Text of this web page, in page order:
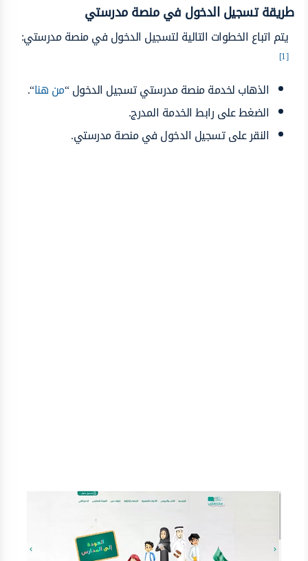
طريقة تسجيل الدخول في منصة مدرستي
يتم اتباع الخطوات التالية لتسجيل الدخول في منصة مدرستي:
[1]
الذهاب لخدمة منصة مدرستي تسجيل الدخول “من هنا“.
الضغط على رابط الخدمة المدرج.
النقر على تسجيل الدخول في منصة مدرستي.